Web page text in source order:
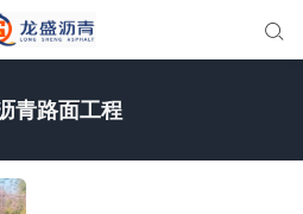

青路面工程